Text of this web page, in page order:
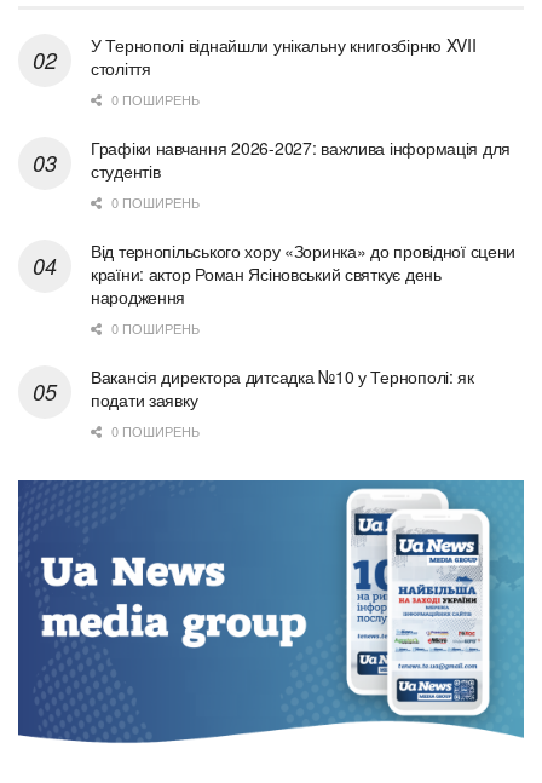
У Тернополі віднайшли унікальну книгозбірню XVII
століття
0 ПОШИРЕНЬ
Графіки навчання 2026-2027: важлива інформація для
студентів
0 ПОШИРЕНЬ
Від тернопільського хору «Зоринка» до провідної сцени
країни: актор Роман Ясіновський святкує день
народження
0 ПОШИРЕНЬ
Вакансія директора дитсадка №10 у Тернополі: як
подати заявку
0 ПОШИРЕНЬ